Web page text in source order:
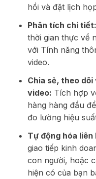
hồi và đặt lịch
Phân tích chi tiết:
thời gian thực về
với Tính năng
video.
Chia sẻ, theo
video: Tích hợp
hàng hàng đầu
đo lường hiệu
Tự động hóa liên
giao tiếp kinh
con người, hoặc
hiện có của bạn